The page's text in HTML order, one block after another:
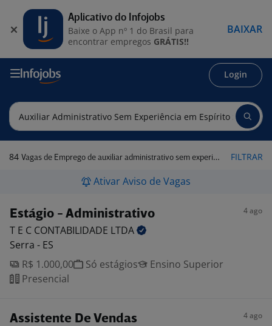
Login
84 Vagas de Emprego de auxiliar administrativo sem experiência em Espírito Santo FILTRAR
Ativar Aviso de Vagas
Estágio - Administrativo 4 ago
T E C CONTABILIDADE LTDA
Serra - ES
R$ 1.000,00
Só estágios
Ensino Superior
Presencial
Assistente De Vendas 4 ago
Aplicativo do Infojobs
Baixe o App nº 1 do Brasil para
encontrar empregos GRÁTIS!!
BAIXAR